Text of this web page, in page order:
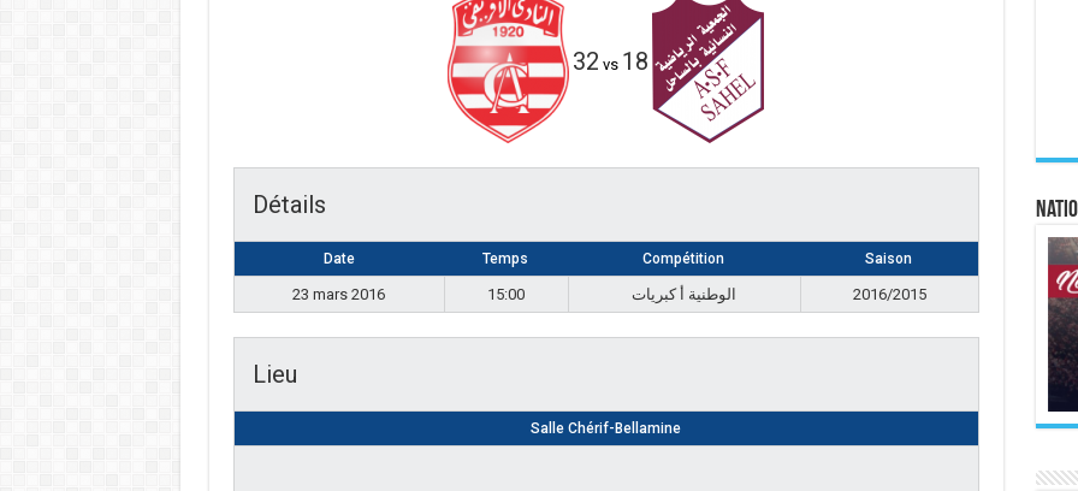
32 vs 18
Détails
Date Temps Compétition Saison
23 mars 2016 15:00 الوطنية أ كبريات 2016/2015
Lieu
Salle Chérif-Bellamine